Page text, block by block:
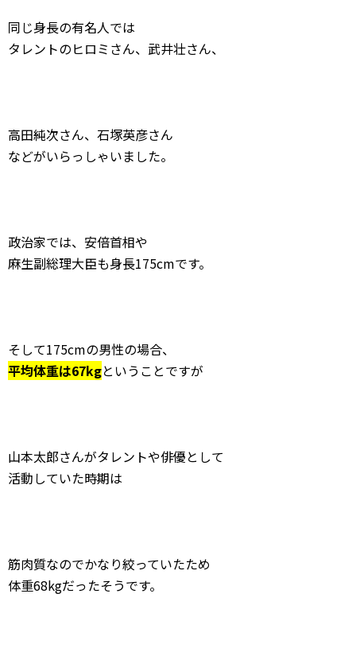
同じ身長の有名人では
タレントのヒロミさん、武井壮さん、
高田純次さん、石塚英彦さん
などがいらっしゃいました。
政治家では、安倍首相や
麻生副総理大臣も身長175cmです。
そして175cmの男性の場合、
平均体重は67kgということですが
山本太郎さんがタレントや俳優として
活動していた時期は
筋肉質なのでかなり絞っていたため
体重68kgだったそうです。